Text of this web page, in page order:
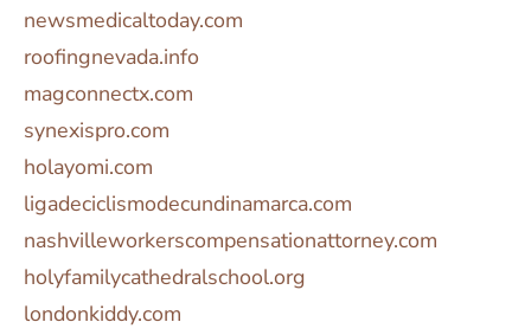
newsmedicaltoday.com
roofingnevada.info
magconnectx.com
synexispro.com
holayomi.com
ligadeciclismodecundinamarca.com
nashvilleworkerscompensationattorney.com
holyfamilycathedralschool.org
londonkiddy.com